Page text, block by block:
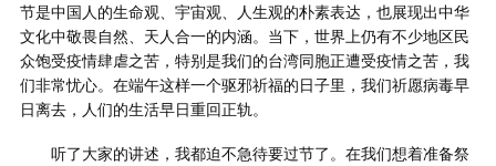
节是中国人的生命观、宇宙观、人生观的朴素表达，也展现出中华
文化中敬畏自然、天人合一的内涵。当下，世界上仍有不少地区民
众饱受疫情肆虐之苦，特别是我们的台湾同胞正遭受疫情之苦，我
们非常忧心。在端午这样一个驱邪祈福的日子里，我们祈愿病毒早
日离去，人们的生活早日重回正轨。
听了大家的讲述，我都迫不急待要过节了。在我们想着准备祭